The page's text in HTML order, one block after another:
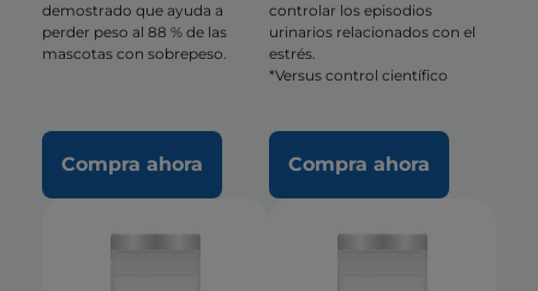
demostrado que ayuda a
perder peso al 88 % de las
mascotas con sobrepeso.
Compra ahora
controlar los episodios
urinarios relacionados con el
estrés.
*Versus control científico
Compra ahora